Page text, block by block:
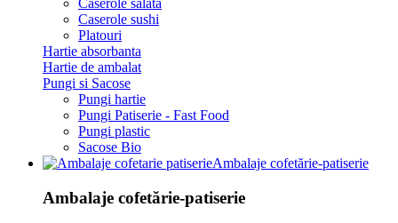
Caserole salata
Caserole sushi
Platouri
Hartie absorbanta
Hartie de ambalat
Pungi si Sacose
Pungi hartie
Pungi Patiserie - Fast Food
Pungi plastic
Sacose Bio
Ambalaje cofetărie-patiserie
Ambalaje cofetărie-patiserie